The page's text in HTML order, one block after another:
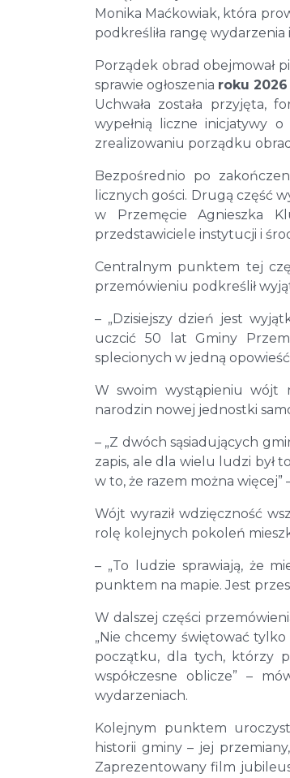
Monika Maćkowiak, która
podkreśliła rangę
Porządek obrad obejmował
sprawie ogłoszenia roku
Uchwała została przyjęta,
wypełnią liczne inicjatywy
zrealizowaniu porządku
Bezpośrednio po
licznych gości. Drugą część
w Przemęcie Agnieszka
przedstawiciele instytucji i
Centralnym punktem tej
przemówieniu podkreślił
– „Dzisiejszy dzień jest
uczcić 50 lat Gminy
splecionych w jedną
W swoim wystąpieniu wójt
narodzin nowej jednostki
– „Z dwóch sąsiadujących
zapis, ale dla wielu ludzi był
w to, że razem można więcej”
Wójt wyraził wdzięczność
rolę kolejnych pokoleń
– „To ludzie sprawiają, że
punktem na mapie. Jest
W dalszej części
„Nie chcemy świętować
początku, dla tych, którzy
współczesne oblicze” –
wydarzeniach.
Kolejnym punktem
historii gminy – jej
Zaprezentowany film